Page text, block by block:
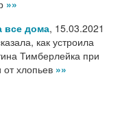
»»
все дома, 15.03.2021
как устроила
Тимберлейка при
хлопьев »»